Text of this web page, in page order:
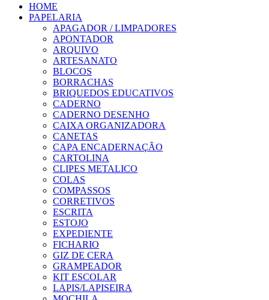
HOME
PAPELARIA
APAGADOR / LIMPADORES
APONTADOR
ARQUIVO
ARTESANATO
BLOCOS
BORRACHAS
BRIQUEDOS EDUCATIVOS
CADERNO
CADERNO DESENHO
CAIXA ORGANIZADORA
CANETAS
CAPA ENCADERNAÇÃO
CARTOLINA
CLIPES METALICO
COLAS
COMPASSOS
CORRETIVOS
ESCRITA
ESTOJO
EXPEDIENTE
FICHARIO
GIZ DE CERA
GRAMPEADOR
KIT ESCOLAR
LAPIS/LAPISEIRA